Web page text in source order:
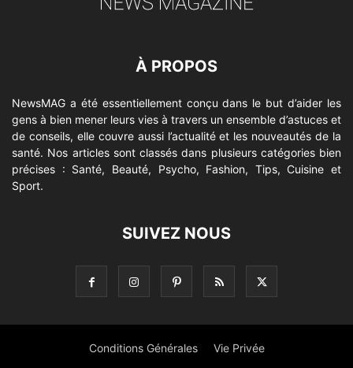
À PROPOS
NewsMAG a été essentiellement conçu dans le but d’aider les
gens à bien mener leurs vies à travers un ensemble d’astuces et
de conseils, elle couvre aussi l’actualité et les nouveautés de la
santé. Nos articles sont classés dans plusieurs catégories bien
précises : Santé, Beauté, Psycho, Fashion, Tips, Cuisine et
Sport.
SUIVEZ NOUS
Conditions Générales Vie Privée